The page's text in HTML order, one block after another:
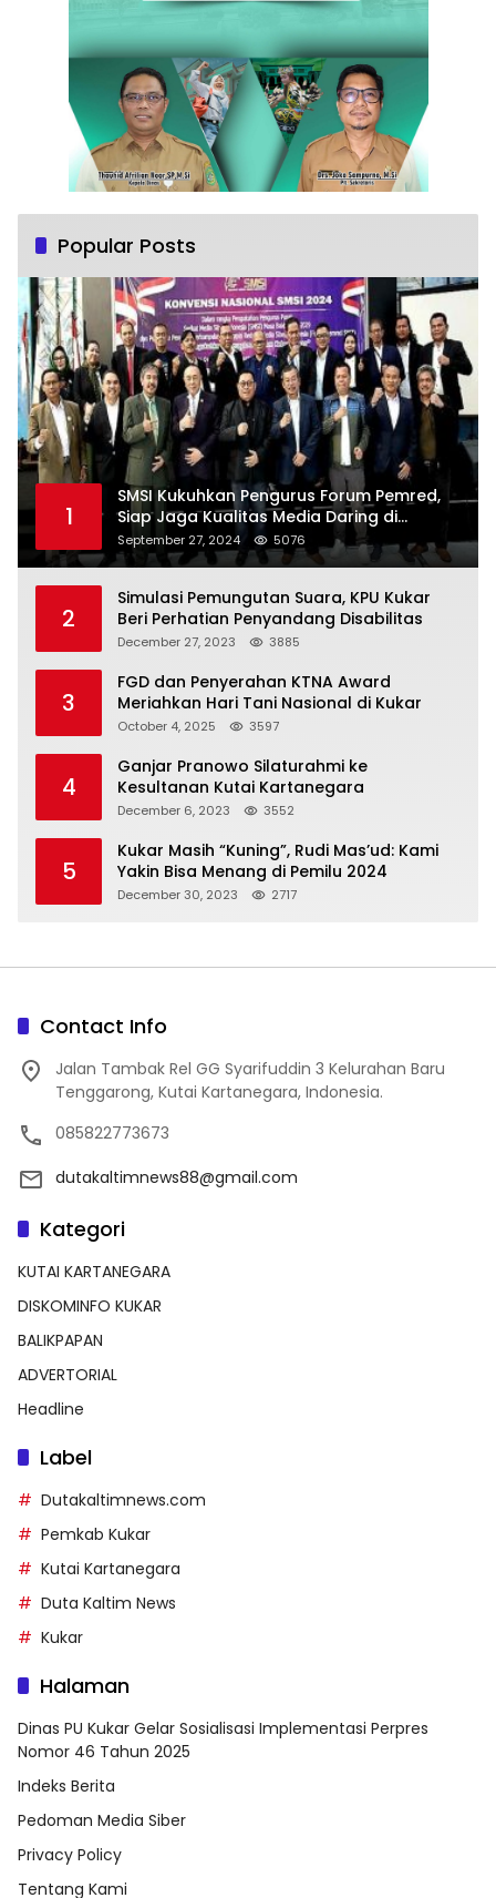
Popular Posts
1
SMSI Kukuhkan Pengurus Forum Pemred,
Siap Jaga Kualitas Media Daring di
Indonesia
September 27, 2024 5076
2
Simulasi Pemungutan Suara, KPU Kukar
Beri Perhatian Penyandang Disabilitas
December 27, 2023 3885
3
FGD dan Penyerahan KTNA Award
Meriahkan Hari Tani Nasional di Kukar
October 4, 2025 3597
4
Ganjar Pranowo Silaturahmi ke
Kesultanan Kutai Kartanegara
December 6, 2023 3552
5
Kukar Masih “Kuning”, Rudi Mas’ud: Kami
Yakin Bisa Menang di Pemilu 2024
December 30, 2023 2717
Contact Info
Jalan Tambak Rel GG Syarifuddin 3 Kelurahan Baru
Tenggarong, Kutai Kartanegara, Indonesia.
085822773673
dutakaltimnews88@gmail.com
Kategori
KUTAI KARTANEGARA
DISKOMINFO KUKAR
BALIKPAPAN
ADVERTORIAL
Headline
Label
Dutakaltimnews.com
Pemkab Kukar
Kutai Kartanegara
Duta Kaltim News
Kukar
Halaman
Dinas PU Kukar Gelar Sosialisasi Implementasi Perpres
Nomor 46 Tahun 2025
Indeks Berita
Pedoman Media Siber
Privacy Policy
Tentang Kami